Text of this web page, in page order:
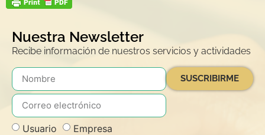
Nuestra Newsletter
Recibe información de nuestros servicios y actividades
Usuario
Empresa
SUSCRIBIRME